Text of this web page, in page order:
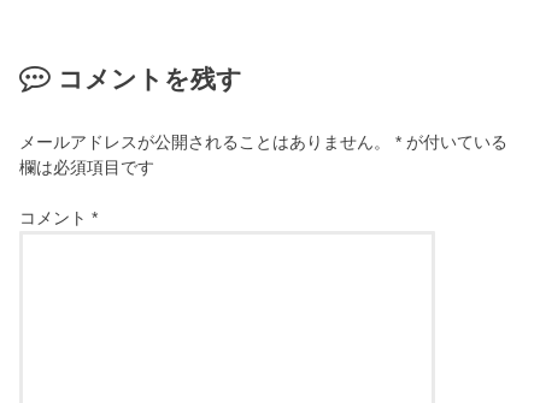
コメントを残す
メールアドレスが公開されることはありません。 * が付いている
欄は必須項目です
コメント*